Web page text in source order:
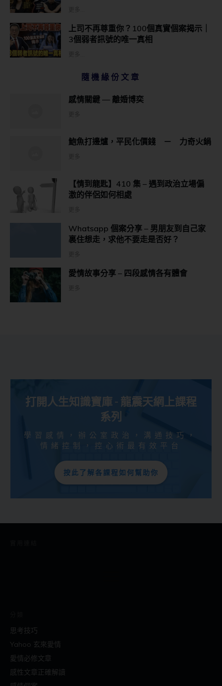
上司不再尊重你？100個真實個案揭示｜
3個弱者訊號的唯一真相
隨機緣份文章
感情關鍵 — 離婚博奕
鮑魚打邊爐，平民化價錢 － 力奇火鍋
【情到龍匙】410 集 – 遇到政治立場偏
激的伴侶如何相處
Whatsapp 個案分享 – 男朋友到自己家
裏住想走，求他不要走是否好？
愛情故事分享 – 四段感情各有體會
打開人生知識寶庫 - 龍震天網上課程
系列
學習感情，辦公室政治，溝通技巧，
情緒控制，控心術最有效平台
按此了解各課程如何幫助你
思考技巧
Yahoo 玄來愛情
愛情必修文章
感性文章正確解讀